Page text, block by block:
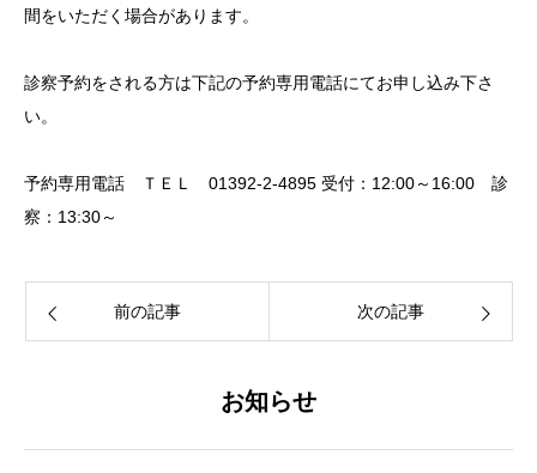
間をいただく場合があります。
診察予約をされる方は下記の予約専用電話にてお申し込み下さ
い。
予約専用電話 ＴＥＬ 01392-2-4895 受付：12:00～16:00 診
察：13:30～
前の記事 次の記事
お知らせ